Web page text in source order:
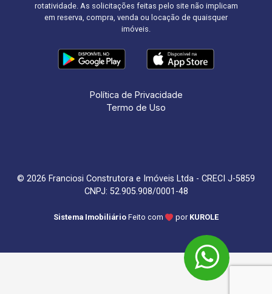
rotatividade. As solicitações feitas pelo site não implicam
em reserva, compra, venda ou locação de quaisquer
imóveis.
Política de Privacidade
Termo de Uso
© 2026 Franciosi Construtora e Imóveis Ltda - CRECI J-5859
CNPJ: 52.905.908/0001-48
Sistema Imobiliário Feito com por KUROLE